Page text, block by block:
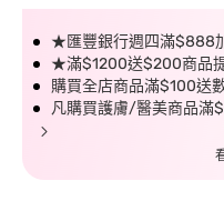
★匯豐銀行週四滿$888
★滿$1200送$200商品
購買全店商品滿$100送
凡購買護膚/醫美商品滿